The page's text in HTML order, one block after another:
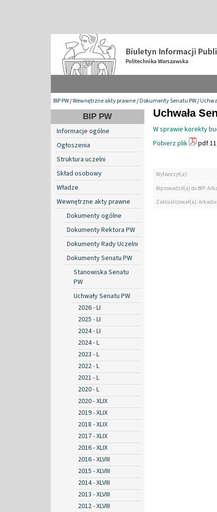
BIP PW/Wewnętrzne akty prawne/Dokumenty Senatu PW/
BIP PW
Informacje ogólne
Ogłoszenia
Struktura uczelni
Skład osobowy
Władze
Wewnętrzne akty prawne
Dokumenty ogólne
Dokumenty Rektora PW
Dokumenty Rady Uczelni
Dokumenty Senatu PW
Stanowiska Senatu
PW
Uchwały Senatu PW
2026 - LI
2025 - LI
2024 - LI
2024 - L
2023 - L
2022 - L
2021 - L
2020 - L
2020 - XLIX
2019 - XLIX
2018 - XLIX
2017 - XLIX
2016 - XLIX
2016 - XLVIII
2015 - XLVIII
2014 - XLVIII
2013 - XLVIII
2012 - XLVIII
Uchwała
W sprawie korekty
Pobierz plik
pdf
Wytworzył(a):
Wprowadził(a) do BIP:
Zaktualizował(a):